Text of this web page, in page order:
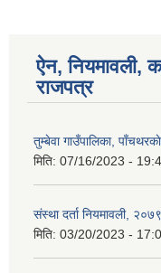
ऐन, नियमावली,
राजपत्र
तुम्बेवा गाउँपालिका,
मिति: 07/16/2023 -
संस्था दर्ता नियमावली, २०७९
मिति: 03/20/2023 -